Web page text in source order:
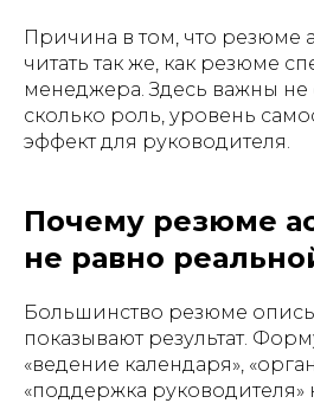
Причина в том, что резюме
читать так же, как резюме
менеджера. Здесь важны не
сколько роль, уровень
эффект для руководителя.
Почему резюме
не равно
Большинство резюме
показывают результат.
«ведение календаря»,
«поддержка руководителя»